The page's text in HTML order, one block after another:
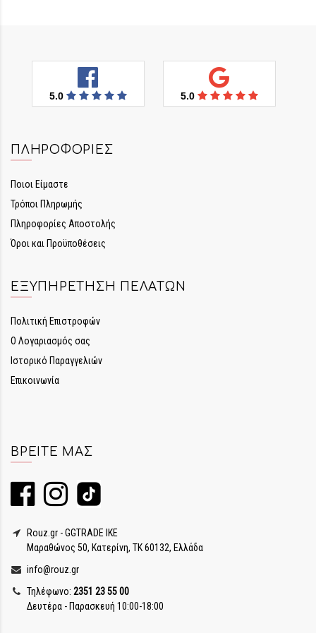
5.0 5.0
ΠΛΗΡΟΦΟΡΊΕΣ
Ποιοι Είμαστε
Τρόποι Πληρωμής
Πληροφορίες Αποστολής
Όροι και Προϋποθέσεις
ΕΞΥΠΗΡΈΤΗΣΗ ΠΕΛΑΤΏΝ
Πολιτική Επιστροφών
Ο Λογαριασμός σας
Ιστορικό Παραγγελιών
Επικοινωνία
ΒΡΕΊΤΕ ΜΑΣ
Rouz.gr - GGTRADE IKE
Μαραθώνος 50, Κατερίνη, ΤΚ 60132, Ελλάδα
info@rouz.gr
Τηλέφωνο: 2351 23 55 00
Δευτέρα - Παρασκευή 10:00-18:00